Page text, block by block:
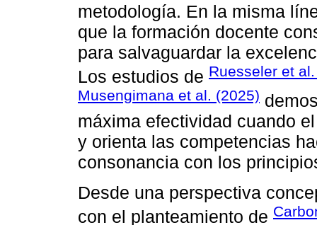
metodología. En la misma
que la formación docente
para salvaguardar la
Los estudios de Ruesseler et
Musengimana et al. (2025)
máxima efectividad cuando
y orienta las competencias
consonancia con los
Desde una perspectiva
con el planteamiento de